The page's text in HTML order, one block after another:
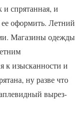
и спрятанная, и
оформить. Летний
Магазины одежды
к изысканности и
ну разве что
вырез-